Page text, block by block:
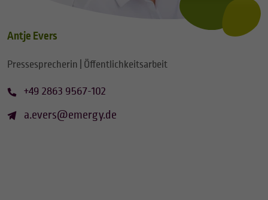
Antje Evers
Pressesprecherin | Öffentlichkeitsarbeit
+49 2863 9567-102
a.evers@emergy.de